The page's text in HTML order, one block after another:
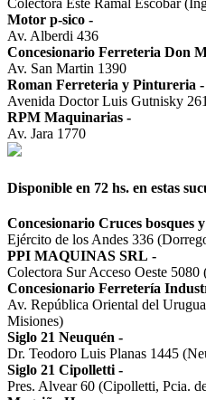
Colectora Este Ramal Escobar
Motor p-sico -
Av. Alberdi 436
Concesionario Ferreteria Don
Av. San Martin 1390
Roman Ferreteria y Pintureria -
Avenida Doctor Luis Gutnisky
RPM Maquinarias -
Av. Jara 1770
Disponible en 72 hs. en estas
Concesionario Cruces bosques
Ejército de los Andes 336
PPI MAQUINAS SRL -
Colectora Sur Acceso Oeste
Concesionario Ferretería
Av. República Oriental del
Misiones)
Siglo 21 Neuquén -
Dr. Teodoro Luis Planas 1445
Siglo 21 Cipolletti -
Pres. Alvear 60 (Cipolletti, Pcia.